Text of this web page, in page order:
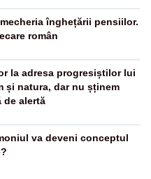
înghețării pensiilor.
român
la adresa progresiștilor lui
și natura, dar nu șținem
de alertă
va deveni conceptul